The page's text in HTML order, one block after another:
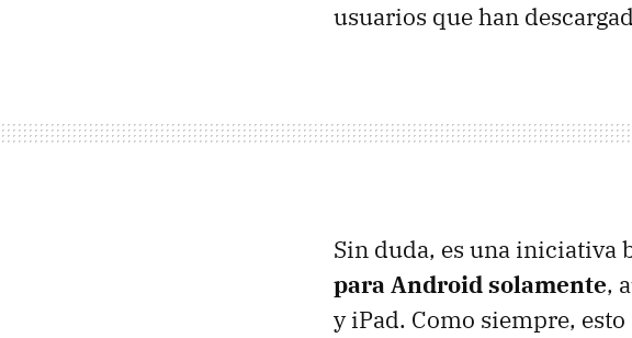
usuarios que han
Sin duda, es una iniciativa
para Android solamente,
y iPad. Como siempre,